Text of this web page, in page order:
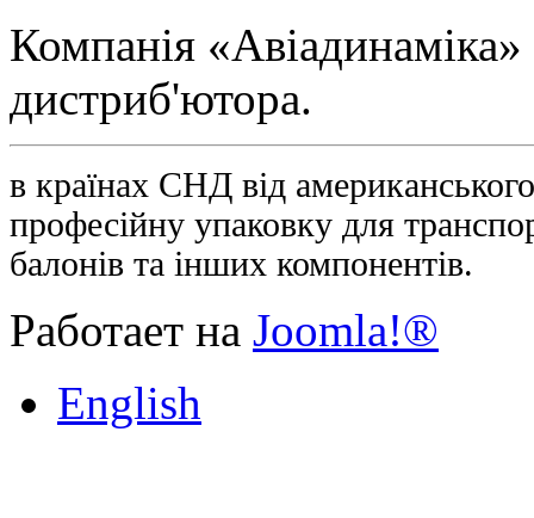
Компанія «Авіадинаміка»
дистриб'ютора.
в країнах СНД від
професійну упаковку для
балонів та інших компонентів.
Работает на Joomla!®
English